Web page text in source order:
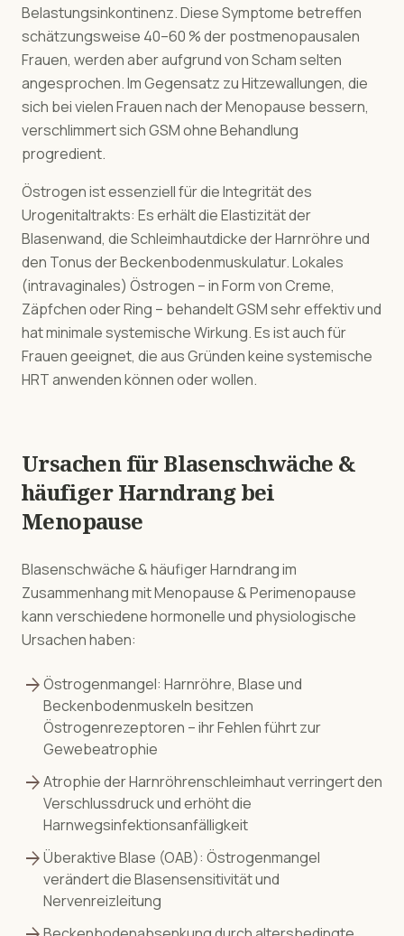
Belastungsinkontinenz. Diese Symptome betreffen
schätzungsweise 40–60 % der postmenopausalen
Frauen, werden aber aufgrund von Scham selten
angesprochen. Im Gegensatz zu Hitzewallungen, die
sich bei vielen Frauen nach der Menopause bessern,
verschlimmert sich GSM ohne Behandlung
progredient.
Östrogen ist essenziell für die Integrität des
Urogenitaltrakts: Es erhält die Elastizität der
Blasenwand, die Schleimhautdicke der Harnröhre und
den Tonus der Beckenbodenmuskulatur. Lokales
(intravaginales) Östrogen – in Form von Creme,
Zäpfchen oder Ring – behandelt GSM sehr effektiv und
hat minimale systemische Wirkung. Es ist auch für
Frauen geeignet, die aus Gründen keine systemische
HRT anwenden können oder wollen.
Ursachen fürBlasenschwäche &
häufiger Harndrangbei
Menopause
Blasenschwäche & häufiger Harndrangim
Zusammenhang mitMenopause & Perimenopause
kann verschiedene hormonelle und physiologische
Ursachen haben:
arrow_forwardÖstrogenmangel: Harnröhre, Blase und
Beckenbodenmuskeln besitzen
Östrogenrezeptoren – ihr Fehlen führt zur
Gewebeatrophie
arrow_forwardAtrophie der Harnröhrenschleimhaut verringert den
Verschlussdruck und erhöht die
Harnwegsinfektionsanfälligkeit
arrow_forwardÜberaktive Blase (OAB): Östrogenmangel
verändert die Blasensensitivität und
Nervenreizleitung